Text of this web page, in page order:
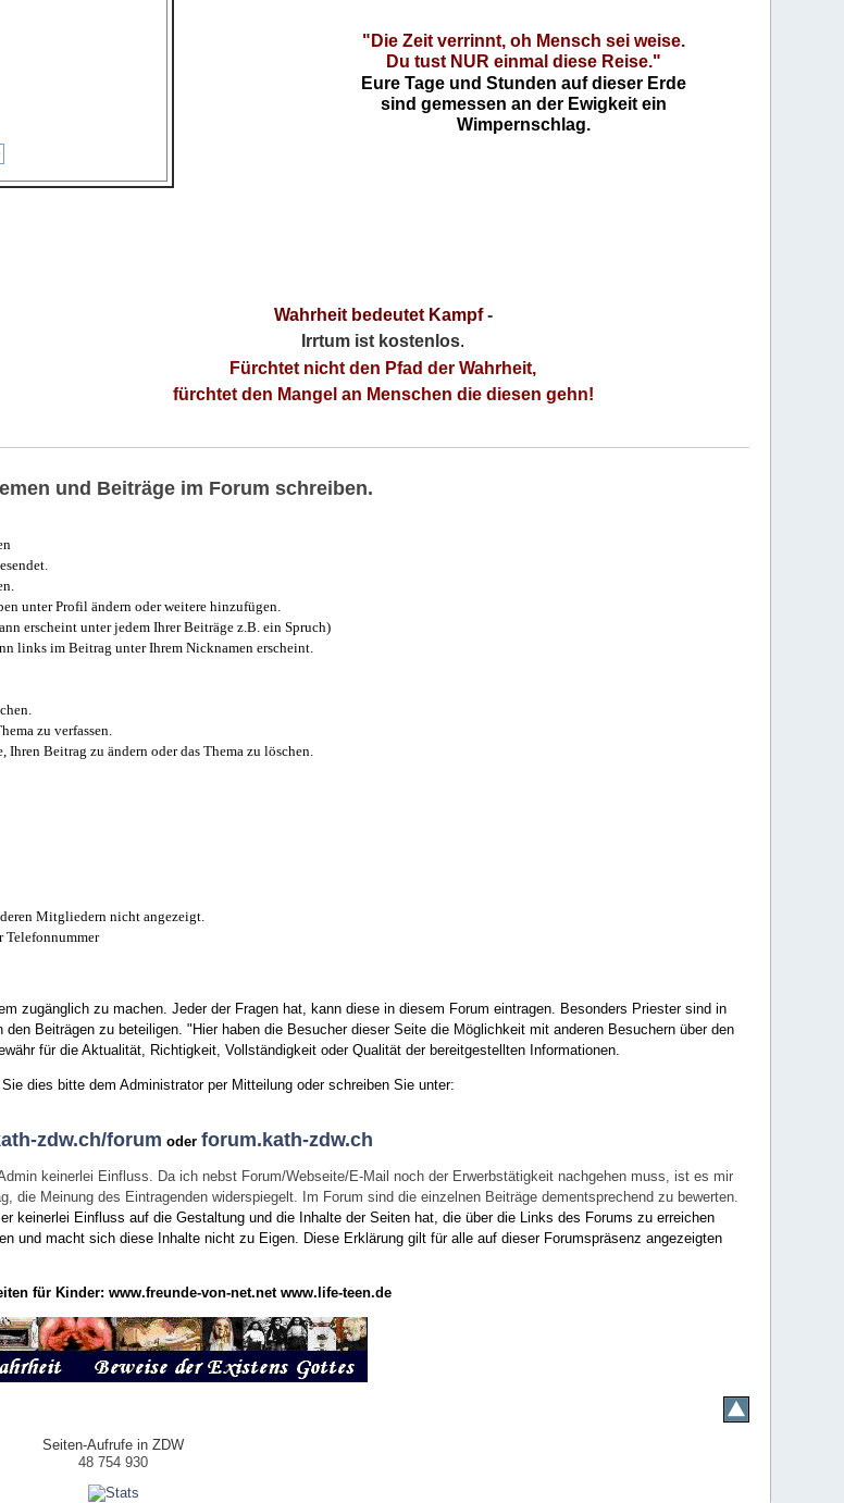
"Die Zeit verrinnt, oh Mensch sei weise.
Du tust NUR einmal diese Reise."
Eure Tage und Stunden auf dieser Erde
sind gemessen an der Ewigkeit ein
Wimpernschlag.
Wahrheit bedeutet Kampf-
Irrtum ist kostenlos.
Fürchtet nicht den Pfad der Wahrheit,
fürchtet den Mangel an Menschen die diesen gehn!
und Beiträge im Forum schreiben.
unter Profil ändern oder weitere hinzufügen.
erscheint unter jedem Ihrer Beiträge z.B. ein Spruch)
links im Beitrag unter Ihrem Nicknamen erscheint.
zu verfassen.
Beitrag zu ändern oder das Thema zu löschen.
Mitgliedern nicht angezeigt.
Telefonnummer
zugänglich zu machen. Jeder der Fragen hat, kann diese in diesem Forum eintragen. Besonders Priester sind in
Beiträgen zu beteiligen. "Hier haben die Besucher dieser Seite die Möglichkeit mit anderen Besuchern über den
für die Aktualität, Richtigkeit, Vollständigkeit oder Qualität der bereitgestellten Informationen.
dies bitte dem Administrator per Mitteilung oder schreiben Sie unter:
zdw.ch/forum oderforum.kath-zdw.ch
keinerlei Einfluss. Da ich nebst Forum/Webseite/E-Mail noch der Erwerbstätigkeit nachgehen muss, ist es mir
Meinung des Eintragenden widerspiegelt. Im Forum sind die einzelnen Beiträge dementsprechend zu bewerten.
keinerlei Einfluss auf die Gestaltung und die Inhalte der Seiten hat, die über die Links des Forums zu erreichen
und macht sich diese Inhalte nicht zu Eigen. Diese Erklärung gilt für alle auf dieser Forumspräsenz angezeigten
für Kinder: www.freunde-von-net.net www.life-teen.de
Seiten-Aufrufe in ZDW
48 754 930